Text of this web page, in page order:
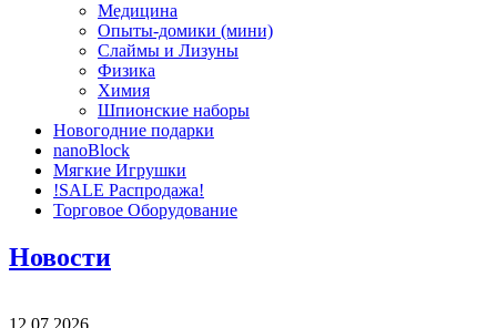
Медицина
Опыты-домики (мини)
Слаймы и Лизуны
Физика
Химия
Шпионские наборы
Новогодние подарки
nanoBlock
Мягкие Игрушки
!SALE Распродажа!
Торговое Оборудование
Новости
12.07.2026